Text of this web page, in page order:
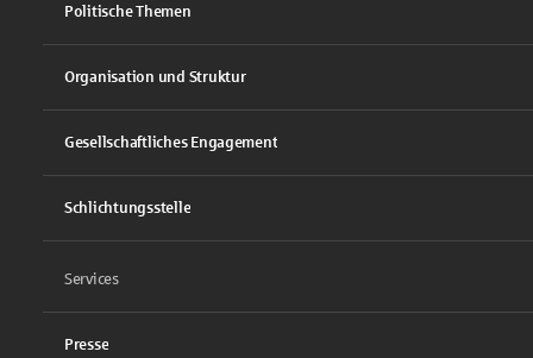
Politische Themen
Organisation und Struktur
Gesellschaftliches Engagement
Schlichtungsstelle
Services
Presse